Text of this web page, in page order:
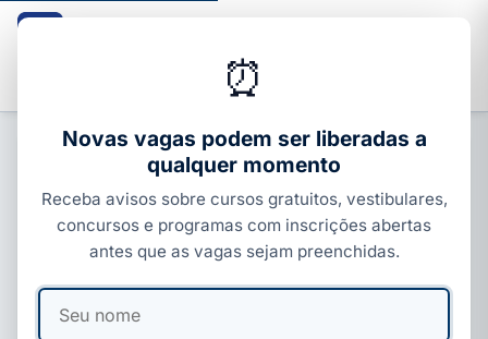
CARREIRA E MERCADO
Educa Mais Brasil é confiável?
Como funcionam as bolsas; veja
⏰
Novas vagas podem ser liberadas a
qualquer momento
Receba avisos sobre cursos gratuitos, vestibulares,
concursos e programas com inscrições abertas
antes que as vagas sejam preenchidas.
Seu
nome
Seu